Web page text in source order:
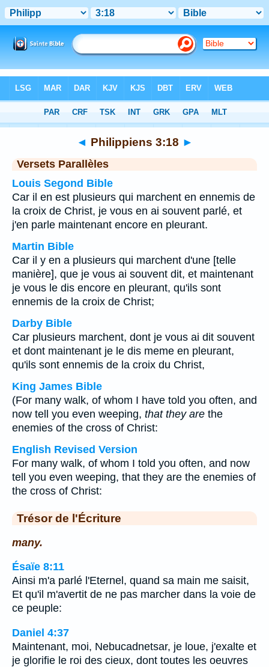
Chapitre 3 > Verset 18
◄ Philippiens 3:18 ►
Versets Parallèles
Louis Segond Bible
Car il en est plusieurs qui marchent en ennemis de
la croix de Christ, je vous en ai souvent parlé, et
j'en parle maintenant encore en pleurant.
Martin Bible
Car il y en a plusieurs qui marchent d'une [telle
manière], que je vous ai souvent dit, et maintenant
je vous le dis encore en pleurant, qu'ils sont
ennemis de la croix de Christ;
Darby Bible
Car plusieurs marchent, dont je vous ai dit souvent
et dont maintenant je le dis meme en pleurant,
qu'ils sont ennemis de la croix du Christ,
King James Bible
(For many walk, of whom I have told you often, and
now tell you even weeping, that they are the
enemies of the cross of Christ:
English Revised Version
For many walk, of whom I told you often, and now
tell you even weeping, that they are the enemies of
the cross of Christ:
Trésor de l'Écriture
many.
Ésaïe 8:11
Ainsi m'a parlé l'Eternel, quand sa main me saisit,
Et qu'il m'avertit de ne pas marcher dans la voie de
ce peuple:
Daniel 4:37
Maintenant, moi, Nebucadnetsar, je loue, j'exalte et
je glorifie le roi des cieux, dont toutes les oeuvres